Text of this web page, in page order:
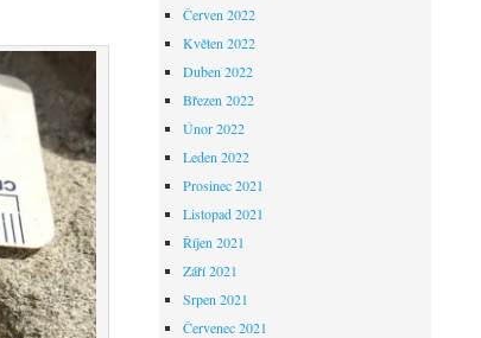
Červen 2022
Květen 2022
Duben 2022
Březen 2022
Únor 2022
Leden 2022
Prosinec 2021
Listopad 2021
Říjen 2021
Září 2021
Srpen 2021
Červenec 2021